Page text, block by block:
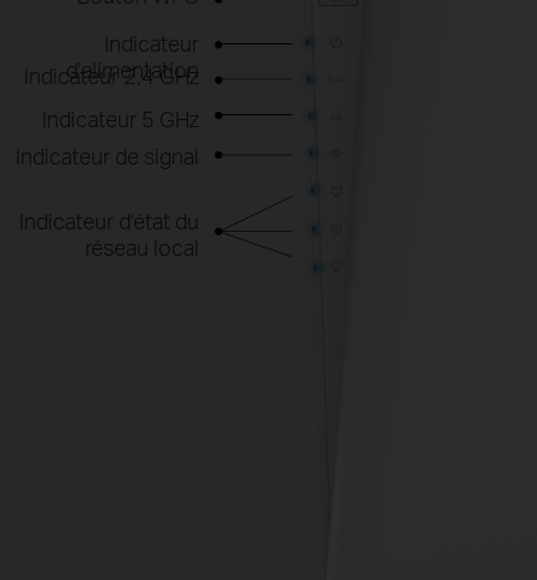
Indicateur
d'alimentation
Indicateur 2,4 GHz
Indicateur 5 GHz
Indicateur de signal
Indicateur d'état du
réseau local